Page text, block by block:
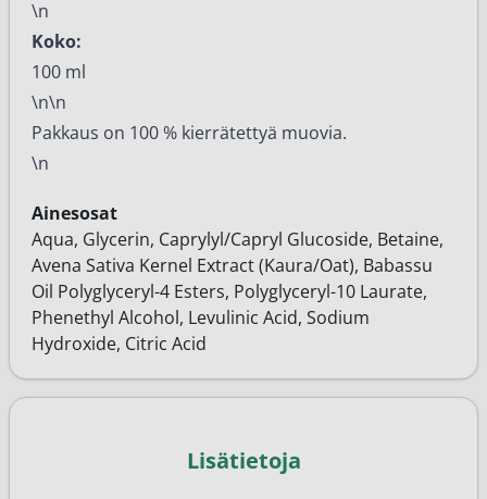
\n
Koko:
100 ml
\n\n
Pakkaus on 100 % kierrätettyä muovia.
\n
Ainesosat
Aqua, Glycerin, Caprylyl/Capryl Glucoside, Betaine,
Avena Sativa Kernel Extract (Kaura/Oat), Babassu
Oil Polyglyceryl-4 Esters, Polyglyceryl-10 Laurate,
Phenethyl Alcohol, Levulinic Acid, Sodium
Hydroxide, Citric Acid
Lisätietoja